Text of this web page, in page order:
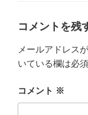
コメントを残
メールアドレス
いている欄は必
コメント ※